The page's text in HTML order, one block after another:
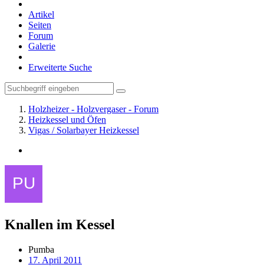
Artikel
Seiten
Forum
Galerie
Erweiterte Suche
Holzheizer - Holzvergaser - Forum
Heizkessel und Öfen
Vigas / Solarbayer Heizkessel
Knallen im Kessel
Pumba
17. April 2011